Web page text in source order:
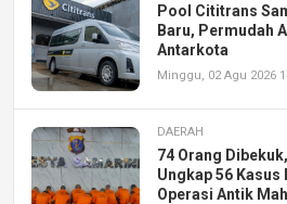
Pool Cititrans
Baru, Permudah
Antarkota
Minggu, 02 Agu 2026
DAERAH
74 Orang
Ungkap 56 Kasus
Operasi Antik